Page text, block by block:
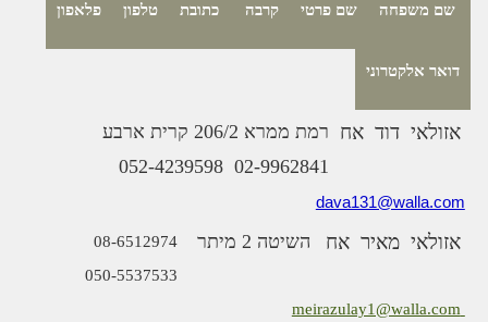
שם משפחה שם פרטי קרבה כתובת טלפון פלאפון
דואר אלקטרוני
אזולאי דוד אח רמת ממרא 206/2 קרית ארבע
02-9962841
052-4239598
dava131@walla.com
אזולאי מאיר אח השיטה 2 מיתר
08-6512974
050-5537533